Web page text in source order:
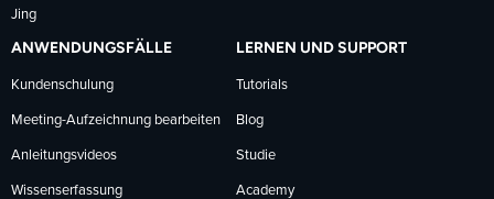
Jing
ANWENDUNGSFÄLLE
Kundenschulung
Meeting-Aufzeichnung bearbeiten
Anleitungsvideos
Wissenserfassung
LERNEN UND SUPPORT
Tutorials
Blog
Studie
Academy